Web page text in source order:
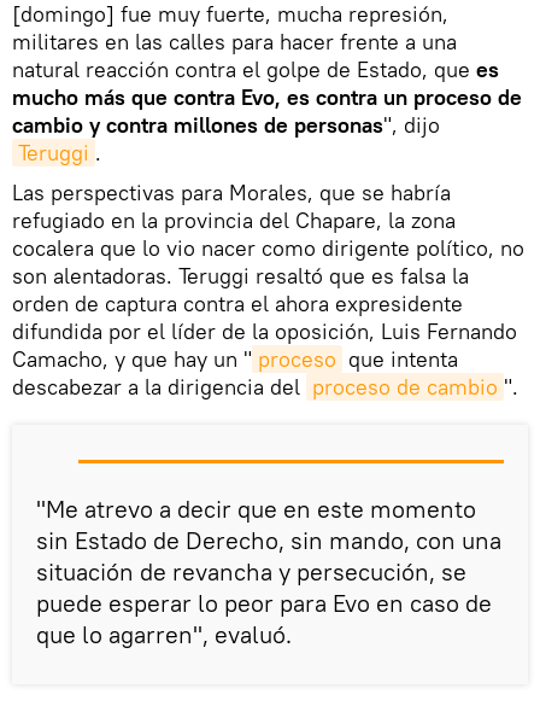
[domingo] fue muy fuerte, mucha represión,
militares en las calles para hacer frente a una
natural reacción contra el golpe de Estado, que es
mucho más que contra Evo, es contra un proceso de
cambio y contra millones de personas", dijo
Teruggi .
Las perspectivas para Morales, que se habría
refugiado en la provincia del Chapare, la zona
cocalera que lo vio nacer como dirigente político, no
son alentadoras. Teruggi resaltó que es falsa la
orden de captura contra el ahora expresidente
difundida por el líder de la oposición, Luis Fernando
Camacho, y que hay un " proceso que intenta
descabezar a la dirigencia del proceso de cambio ".
"Me atrevo a decir que en este momento
sin Estado de Derecho, sin mando, con una
situación de revancha y persecución, se
puede esperar lo peor para Evo en caso de
que lo agarren", evaluó.